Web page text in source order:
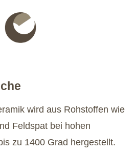
wird aus Rohstoffen wie
Feldspat bei hohen
zu 1400 Grad hergestellt.